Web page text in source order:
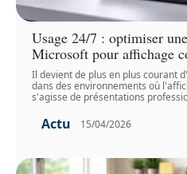
Usage 24/7 : optimiser
Microsoft pour affichage
Il devient de plus en plus courant
dans des environnements où
s'agisse de présentations
Actu 15/04/2026